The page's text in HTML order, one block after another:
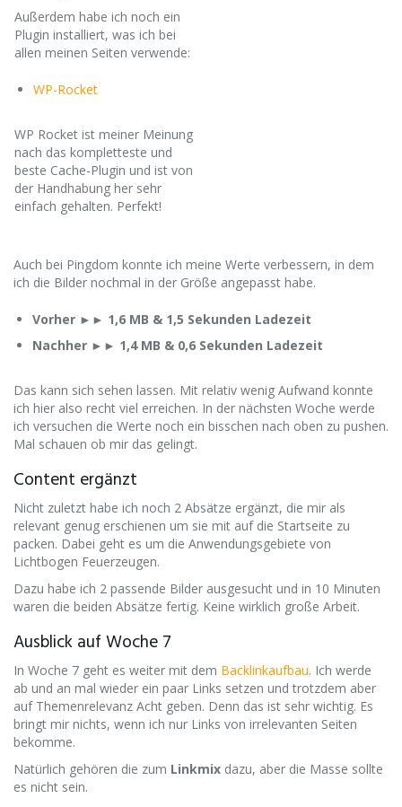
Außerdem habe ich noch ein
Plugin installiert, was ich bei
allen meinen Seiten verwende:
WP- Rocket
WP Rocket ist meiner Meinung
nach das kompletteste und
beste Cache-Plugin und ist von
der Handhabung her sehr
einfach gehalten. Perfekt!
Auch bei Pingdom konnte ich meine Werte verbessern, in dem
ich die Bilder nochmal in der Größe angepasst habe.
Vorher ►► 1,6 MB & 1,5 Sekunden Ladezeit
Nachher ►► 1,4 MB & 0,6 Sekunden Ladezeit ​
​Das kann sich sehen lassen. Mit relativ wenig Aufwand konnte
ich hier also recht viel erreichen. In der nächsten Woche werde
ich versuchen die Werte noch ein bisschen nach oben zu pushen.
Mal schauen ob mir das gelingt.
Content ergänzt​
Nicht zuletzt habe ich noch 2 Absätze ergänzt, die mir als
relevant genug erschienen um sie mit auf die Startseite zu
packen. Dabei geht es um die Anwendungsgebiete von
Lichtbogen Feuerzeugen.
Dazu habe ich 2 passende Bilder ausgesucht und in 10 Minuten
waren die beiden Absätze fertig. Keine wirklich große Arbeit.​
Ausblick auf Woche 7​
In Woche 7 geht es weiter mit dem Backlinkaufbau. Ich​ werde
ab und an mal wieder ein paar Links setzen und trotzdem aber
auf Themenrelevanz Acht geben. Denn das ist sehr wichtig. Es
bringt mir nichts, wenn ich nur Links von irrelevanten Seiten
bekomme.
Natürlich gehören die zum Linkmix dazu, aber die Masse sollte
es nicht sein.​